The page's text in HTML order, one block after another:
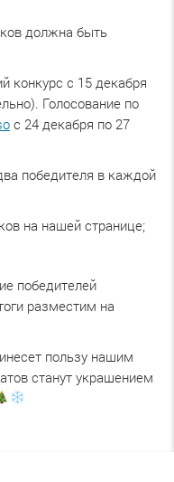
должна быть
конкурс с 15 декабря
Голосование по
с 24 декабря по 27
победителя в каждой
на нашей странице;
победителей
разместим на
пользу нашим
станут украшением